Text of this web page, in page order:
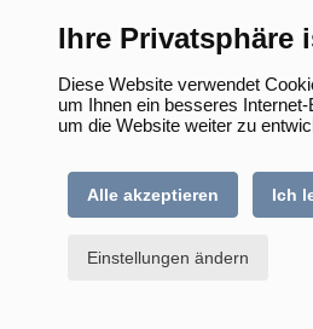
Ihre Privatsphäre
Diese Website verwendet
um Ihnen ein besseres
um die Website weiter zu
Alle akzeptieren Ich
Einstellungen ändern